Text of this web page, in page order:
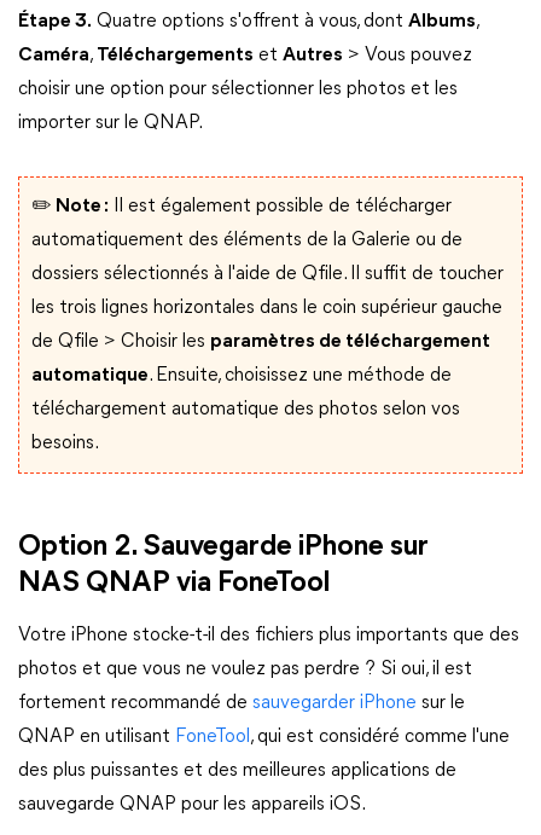
Étape 3. Quatre options s'offrent à vous, dont Albums,
Caméra, Téléchargements et Autres > Vous pouvez
choisir une option pour sélectionner les photos et les
importer sur le QNAP.
✏️ Note : Il est également possible de télécharger
automatiquement des éléments de la Galerie ou de
dossiers sélectionnés à l'aide de Qfile. Il suffit de toucher
les trois lignes horizontales dans le coin supérieur gauche
de Qfile > Choisir les paramètres de téléchargement
automatique. Ensuite, choisissez une méthode de
téléchargement automatique des photos selon vos
besoins.
Option 2. Sauvegarde iPhone sur
NAS QNAP via FoneTool
Votre iPhone stocke-t-il des fichiers plus importants que des
photos et que vous ne voulez pas perdre ? Si oui, il est
fortement recommandé de sauvegarder iPhone sur le
QNAP en utilisant FoneTool , qui est considéré comme l'une
des plus puissantes et des meilleures applications de
sauvegarde QNAP pour les appareils iOS.